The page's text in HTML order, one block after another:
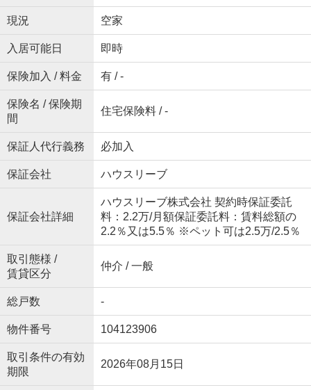
現況 空家
入居可能日 即時
保険加入 / 料金 有 / -
保険名 / 保険期
間
住宅保険料 / -
保証人代行義務 必加入
保証会社 ハウスリーブ
保証会社詳細
ハウスリーブ株式会社 契約時保証委託
料：2.2万/月額保証委託料：賃料総額の
2.2％又は5.5％ ※ペット可は2.5万/2.5％
取引態様 /
賃貸区分
仲介 / 一般
総戸数 -
物件番号 104123906
取引条件の有効
期限
2026年08月15日